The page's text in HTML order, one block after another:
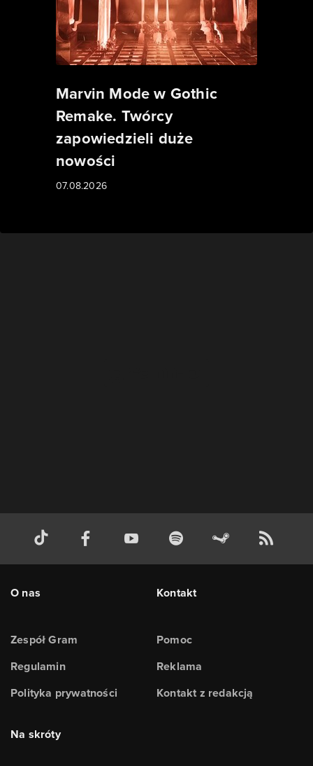
Marvin Mode w Gothic
Remake. Twórcy
zapowiedzieli duże
nowości
07.08.2026
O nas
Zespół Gram
Regulamin
Polityka prywatności
Kontakt
Pomoc
Reklama
Kontakt z redakcją
Na skróty